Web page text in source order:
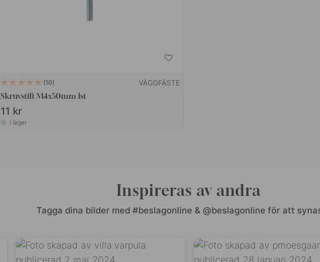
10 VÄGGFÄSTE
Skruvstift M4x50mm 1st
11 kr
I lager
Inspireras av andra
Tagga dina bilder med #beslagonline & @beslagonline för att